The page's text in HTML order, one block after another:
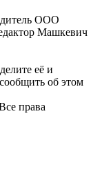
ООО
Машкевич
её и
об этом
права